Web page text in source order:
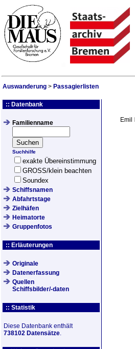
Auswanderung > Passagierlisten
:: Datenbank
Familienname
Suchhilfe
exakte Übereinstimmung
GROSS/klein beachten
Soundex
Schiffsnamen
Abfahrtstage
Zielhäfen
Heimatorte
Gruppenfotos
:: Erläuterungen
Originale
Datenerfassung
Quellen
Schiffsbilder/-daten
:: Statistik
Diese Datenbank enthält
738102 Datensätze.
Emil